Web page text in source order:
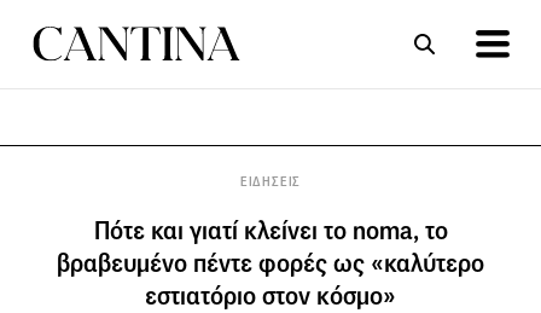
ΕΙΔΗΣΕΙΣ
Πότε και γιατί κλείνει το noma, το
βραβευμένο πέντε φορές ως «καλύτερο
εστιατόριο στον κόσμο»